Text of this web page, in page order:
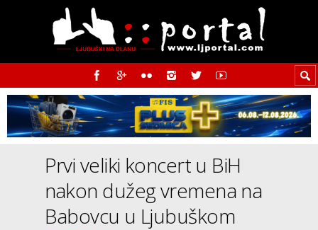
Prvi veliki koncert u BiH
nakon dužeg vremena na
Babovcu u Ljubuškom